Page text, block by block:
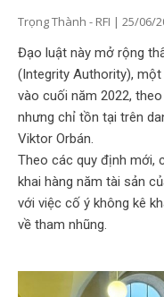
Trọng Thành - RFI
25/06/
Đạo luật này mở rộng
(Integrity Authority),
vào cuối năm 2022,
nhưng chỉ tồn tại trên
Viktor Orbán.
Theo các quy định mới,
khai hàng năm tài sản
với việc cố ý không kê
về tham nhũng.